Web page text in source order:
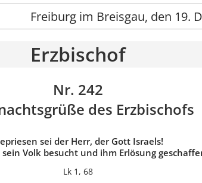
Freiburg im Breisgau, den 19.
Erzbischof
Nr. 242
des Erzbischofs
sei der Herr, der Gott Israels!
Volk besucht und ihm Erlösung
Lk 1, 68